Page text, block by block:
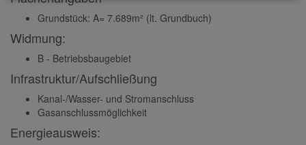
Grundstück: A= 7.689m² (lt. Grundbuch)
Widmung:
B - Betriebsbaugebiet
Infrastruktur/Aufschließung
Kanal-/Wasser- und Stromanschluss
Gasanschlussmöglichkeit
Energieausweis: